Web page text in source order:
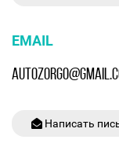
EMAIL
Написать